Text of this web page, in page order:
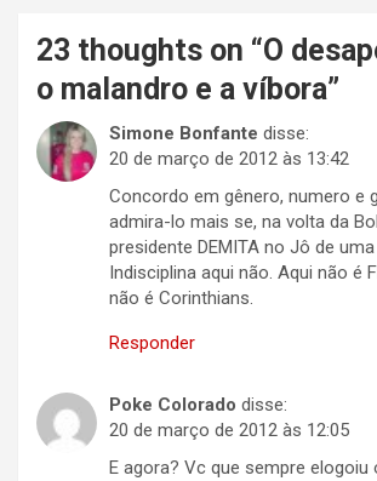
23 thoughts on “O
o malandro e a víbora”
Simone Bonfante disse:
20 de março de 2012 às 13:42
Concordo em gênero, numero e
admira-lo mais se, na volta da
presidente DEMITA no Jô de
Indisciplina aqui não. Aqui não é
não é Corinthians.
Responder
Poke Colorado disse:
20 de março de 2012 às 12:05
E agora? Vc que sempre elogoiu